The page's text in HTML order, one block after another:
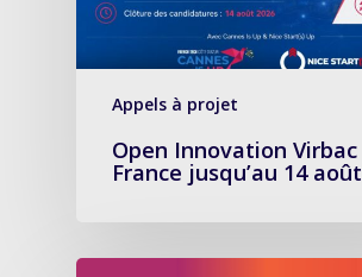
Appels à projet
Open Innovation Virbac
France jusqu’au 14 août